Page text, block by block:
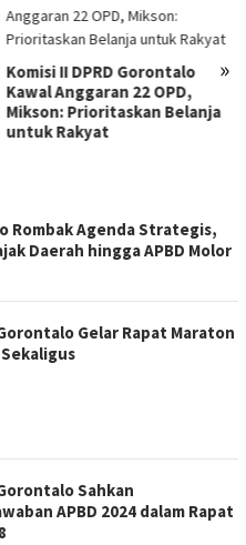
»
Komisi II DPRD Gorontalo
Kawal Anggaran 22 OPD,
Mikson: Prioritaskan Belanja
untuk Rakyat
Rombak Agenda Strategis,
Daerah hingga APBD Molor
Gelar Rapat Maraton
Sahkan
APBD 2024 dalam Rapat